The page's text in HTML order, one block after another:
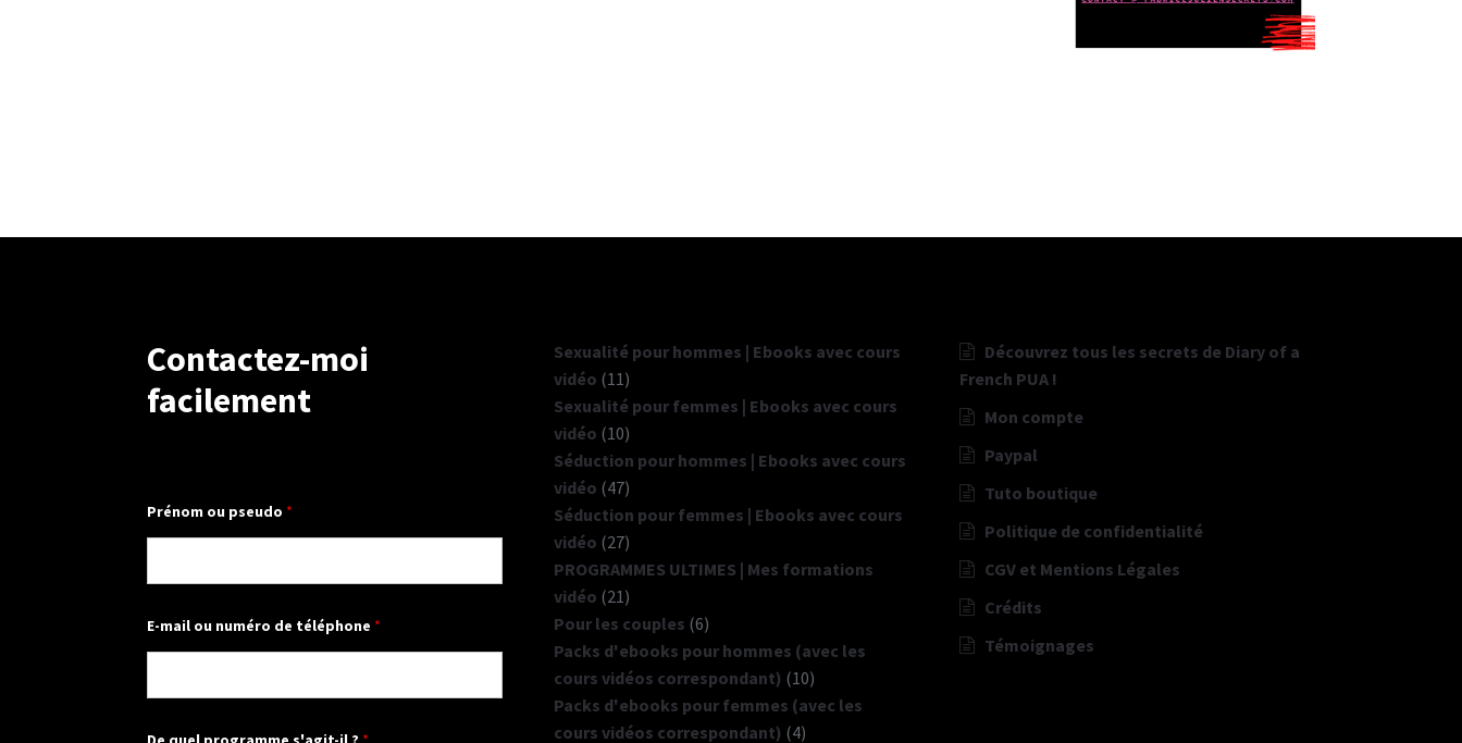
Contactez-moi
facilement
q
n
m
Prénom ou pseudo *
E-mail ou numéro de téléphone *
Sexualité pour hommes | Ebooks avec cours
vidéo 1111
produits
Sexualité pour femmes | Ebooks avec cours
vidéo 1010
produits
Séduction pour hommes | Ebooks avec cours
vidéo 4747
produits
Séduction pour femmes | Ebooks avec cours
vidéo 2727
produits
PROGRAMMES ULTIMES | Mes formations
vidéo 2121
produits
Pour les couples 66
produits
Packs d'ebooks pour hommes (avec les
cours vidéos correspondant) 1010
produits
Packs d'ebooks pour femmes (avec les
cours vidéos correspondant) 44
Découvrez tous les secrets de Diary of a
French PUA !
Mon compte
Paypal
Tuto boutique
Politique de confidentialité
CGV et Mentions Légales
Crédits
Témoignages